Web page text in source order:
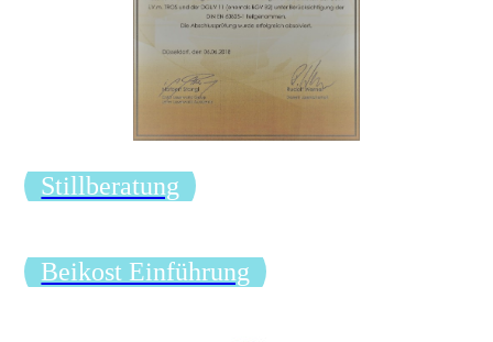
Stillberatung
Beikost Einführung